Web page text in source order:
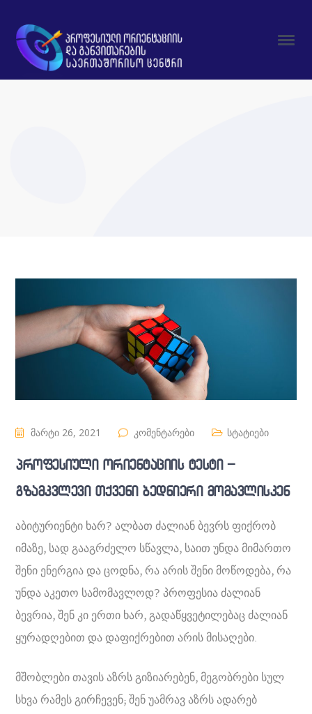
მარტი 26, 2021 კომენტარები სტატიები
პროფესიული ორიენტაციის ტესტი –
გზამკვლევი თქვენი ბედნიერი მომავლისკენ
აბიტურიენტი ხარ? ალბათ ძალიან ბევრს ფიქრობ
იმაზე, სად გააგრძელო სწავლა, საით უნდა მიმართო
შენი ენერგია და ცოდნა, რა არის შენი მოწოდება, რა
უნდა აკეთო სამომავლოდ? პროფესია ძალიან
ბევრია, შენ კი ერთი ხარ, გადაწყვეტილებაც ძალიან
ყურადღებით და დაფიქრებით არის მისაღები.
მშობლები თავის აზრს გიზიარებენ, მეგობრები სულ
სხვა რამეს გირჩევენ; შენ უამრავ აზრს ადარებ